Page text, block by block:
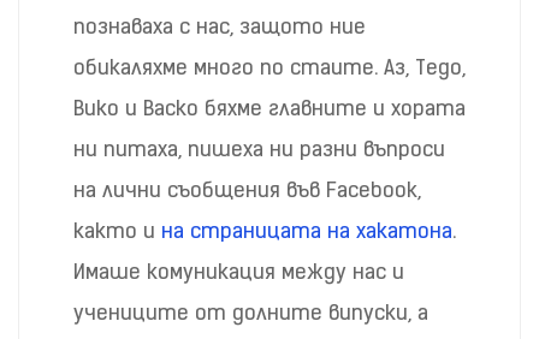
познаваха с нас, защото ние
обикаляхме много по стаите. Аз, Тедо,
Вико и Васко бяхме главните и хората
ни питаха, пишеха ни разни въпроси
на лични съобщения във Facebook,
както и на страницата на хакатона.
Имаше комуникация между нас и
учениците от долните випуски, а